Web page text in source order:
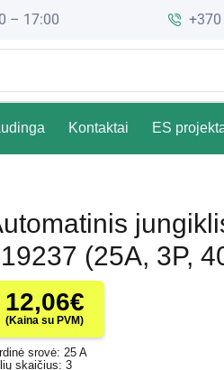
– 17:00
Kontaktai ES
(25A, 3P,
12,06€
(Kaina su PVM)
srovė: 25 A
skaičius: 3